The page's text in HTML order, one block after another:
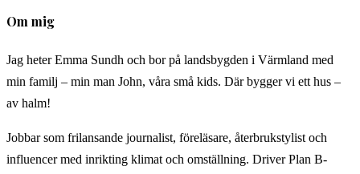
Om mig
Jag heter Emma Sundh och bor på landsbygden i Värmland med
min familj – min man John, våra små kids. Där bygger vi ett hus –
av halm!
Jobbar som frilansande journalist, föreläsare, återbrukstylist och
influencer med inrikting klimat och omställning. Driver Plan B-